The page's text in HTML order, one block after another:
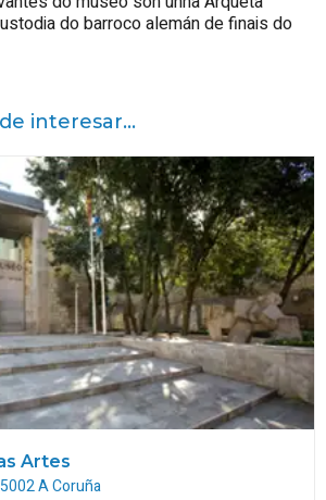
do barroco alemán de finais do
interesar...
Artes
A Coruña